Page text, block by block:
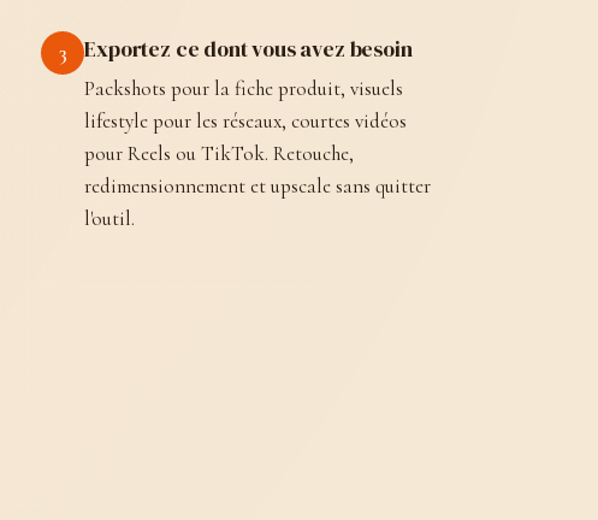
3 Exportez ce dont vous avez besoin
Packshots pour la fiche produit, visuels
lifestyle pour les réseaux, courtes vidéos
pour Reels ou TikTok. Retouche,
redimensionnement et upscale sans quitter
l'outil.